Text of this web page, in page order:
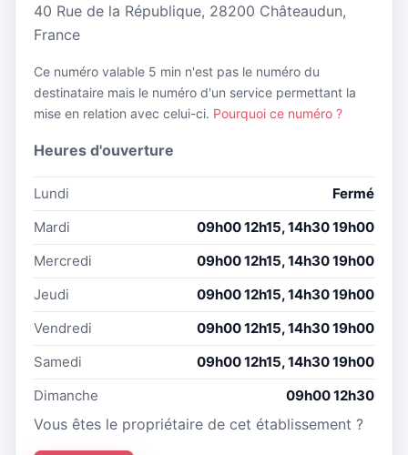
40 Rue de la République, 28200 Châteaudun,
France
Ce numéro valable 5 min n'est pas le numéro du
destinataire mais le numéro d'un service permettant la
mise en relation avec celui-ci. Pourquoi ce numéro ?
Heures d'ouverture
Lundi
Fermé
Mardi
09h00 12h15, 14h30 19h00
Mercredi
09h00 12h15, 14h30 19h00
Jeudi
09h00 12h15, 14h30 19h00
Vendredi
09h00 12h15, 14h30 19h00
Samedi
09h00 12h15, 14h30 19h00
Dimanche
09h00 12h30
Vous êtes le propriétaire de cet établissement ?